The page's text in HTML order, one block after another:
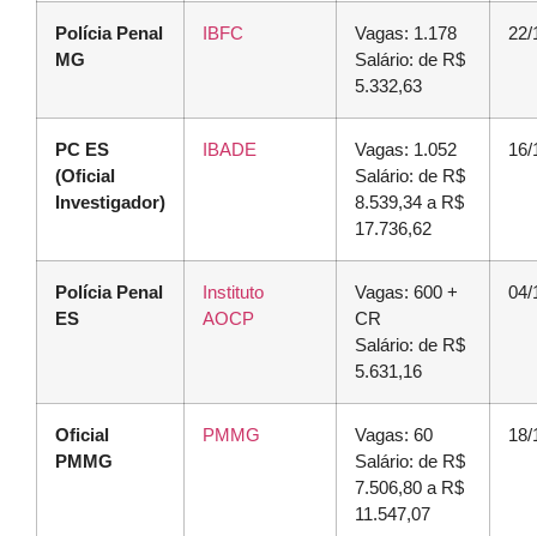
Polícia Penal
MG
IBFC
Vagas: 1.178
Salário: de R$
5.332,63
22/
PC ES
(Oficial
Investigador)
IBADE
Vagas: 1.052
Salário: de R$
8.539,34 a R$
17.736,62
16/
Polícia Penal
ES
Instituto
AOCP
Vagas: 600 +
CR
Salário: de R$
5.631,16
04/
Oficial
PMMG
PMMG
Vagas: 60
Salário: de R$
7.506,80 a R$
11.547,07
18/